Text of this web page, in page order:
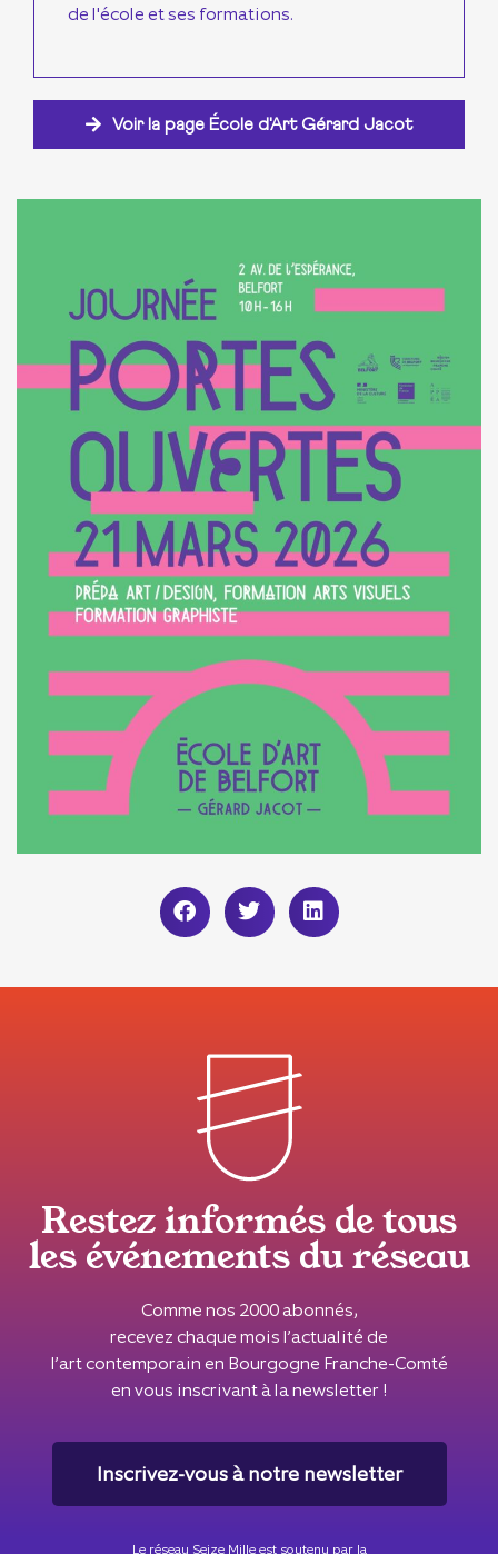
de l'école et ses formations.
Voir la page École d'Art Gérard Jacot
Restez informés de tous
les événements du réseau
Comme nos 2000 abonnés,
recevez chaque mois l’actualité de
l’art contemporain en Bourgogne Franche-Comté
en vous inscrivant à la newsletter !
Inscrivez-vous à notre newsletter
Le réseau Seize Mille est soutenu par la